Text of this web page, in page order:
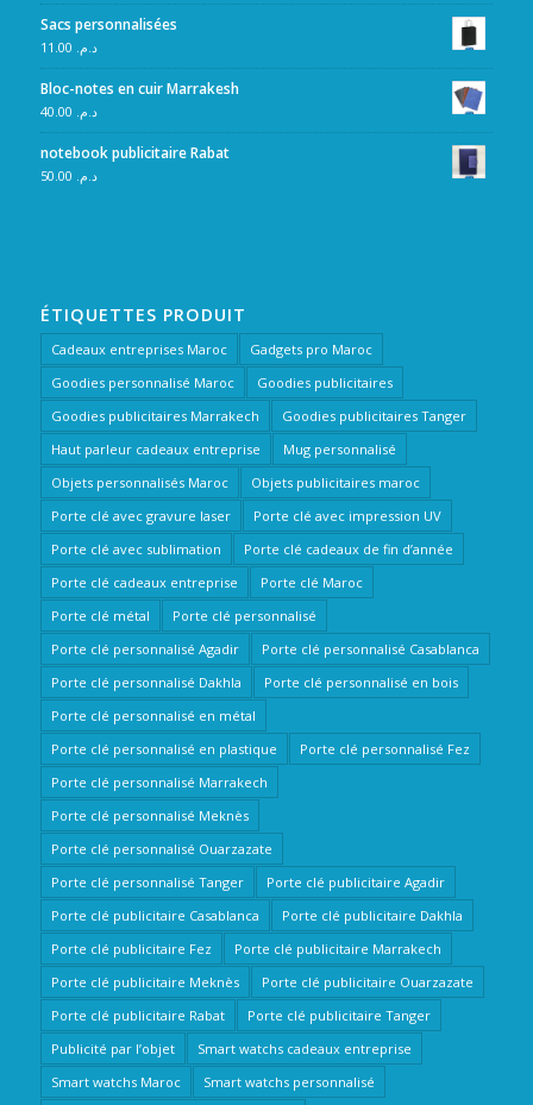
Sacs personnalisées
د.م.
Bloc-notes en cuir Marrakesh
د.م.
notebook publicitaire Rabat
د.م.
ÉTIQUETTES PRODUIT
Cadeaux entreprises Maroc
Gadgets pro Maroc
Goodies personnalisé Maroc
Goodies publicitaires
Goodies publicitaires Marrakech
Goodies publicitaires Tanger
Haut parleur cadeaux entreprise
Mug personnalisé
Objets personnalisés Maroc
Objets publicitaires maroc
Porte clé avec gravure laser
Porte clé avec impression UV
Porte clé avec sublimation
Porte clé cadeaux de fin d’année
Porte clé cadeaux entreprise
Porte clé Maroc
Porte clé métal
Porte clé personnalisé
Porte clé personnalisé Agadir
Porte clé personnalisé Casablanca
Porte clé personnalisé Dakhla
Porte clé personnalisé en bois
Porte clé personnalisé en métal
Porte clé personnalisé en plastique
Porte clé personnalisé Fez
Porte clé personnalisé Marrakech
Porte clé personnalisé Meknès
Porte clé personnalisé Ouarzazate
Porte clé personnalisé Tanger
Porte clé publicitaire Agadir
Porte clé publicitaire Casablanca
Porte clé publicitaire Dakhla
Porte clé publicitaire Fez
Porte clé publicitaire Marrakech
Porte clé publicitaire Meknès
Porte clé publicitaire Ouarzazate
Porte clé publicitaire Rabat
Porte clé publicitaire Tanger
Publicité par l’objet
Smart watchs cadeaux entreprise
Smart watchs Maroc
Smart watchs personnalisé